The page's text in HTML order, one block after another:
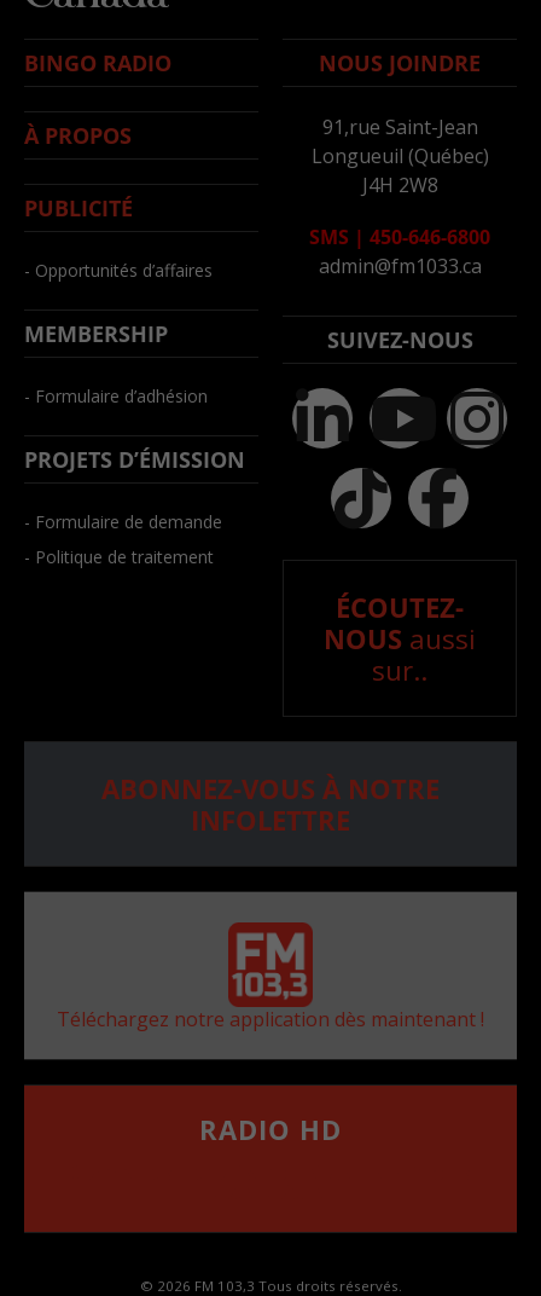
BINGO RADIO
À PROPOS
PUBLICITÉ
- Opportunités d’affaires
MEMBERSHIP
- Formulaire d’adhésion
PROJETS D’ÉMISSION
- Formulaire de demande
- Politique de traitement
NOUS JOINDRE
91,rue Saint-Jean
Longueuil (Québec)
J4H 2W8
SMS | 450-646-6800
admin@fm1033.ca
SUIVEZ-NOUS
ÉCOUTEZ-
NOUS aussi
sur..
ABONNEZ-VOUS À NOTRE
INFOLETTRE
Téléchargez notre application dès maintenant !
RADIO HD
© 2026 FM 103,3 Tous droits réservés.